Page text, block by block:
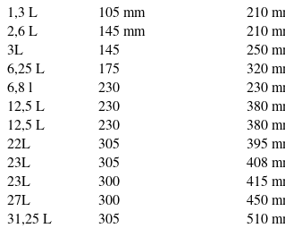
1,3 L 105 mm 210
2,6 L
145 mm 210
3L
145 250
6,25 L
175 320
6,8 l
230 230
12,5 L
230 380
12,5 L
230 380
22L
305 395
23L
305 408
23L
300 415
27L
300 450
31,25 L
305 510